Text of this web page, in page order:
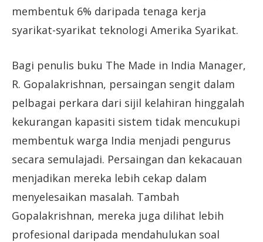
membentuk 6% daripada tenaga kerja
syarikat-syarikat teknologi Amerika Syarikat.
Bagi penulis buku The Made in India Manager,
R. Gopalakrishnan, persaingan sengit dalam
pelbagai perkara dari sijil kelahiran hinggalah
kekurangan kapasiti sistem tidak mencukupi
membentuk warga India menjadi pengurus
secara semulajadi. Persaingan dan kekacauan
menjadikan mereka lebih cekap dalam
menyelesaikan masalah. Tambah
Gopalakrishnan, mereka juga dilihat lebih
profesional daripada mendahulukan soal